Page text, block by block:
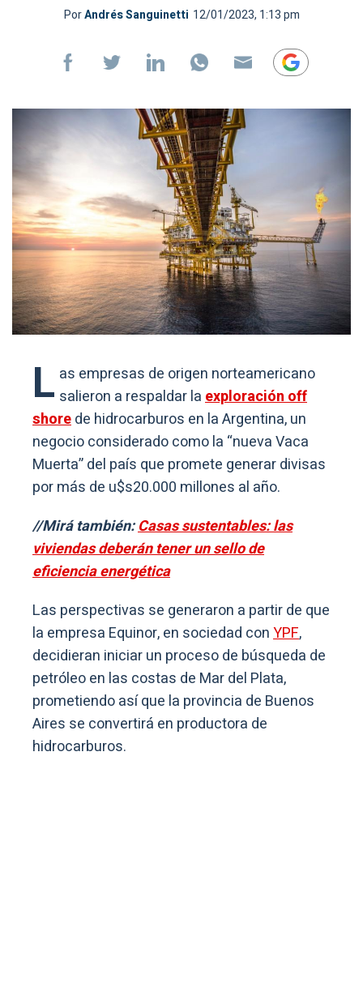
PorAndrés Sanguinetti 12/01/2023, 1:13 pm
L as empresas de origen norteamericano
salieron a respaldar laexploración off
shorede hidrocarburos en la Argentina, un
negocio considerado como la “nueva Vaca
Muerta” del país que promete generar divisas
por más de u$s20.000 millones al año.
//Mirá también:Casas sustentables: las
viviendas deberán tener un sello de
eficiencia energética
Las perspectivas se generaron a partir de que
la empresa Equinor, en sociedad conYPF,
decidieran iniciar un proceso de búsqueda de
petróleo en las costas de Mar del Plata,
prometiendo así que la provincia de Buenos
Aires se convertirá en productora de
hidrocarburos.